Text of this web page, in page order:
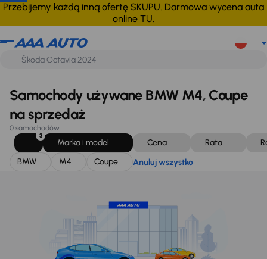
Przebijemy każdą inną ofertę SKUPU. Darmowa wycena auta
online TU.
BMW M4 Coupe Anuluj wszystko
Samochody używane BMW M4, Coupe
na sprzedaż
0 samochodów
3
Marka i model Cena Rata
BMW
M4 Coupe Anuluj wszystko